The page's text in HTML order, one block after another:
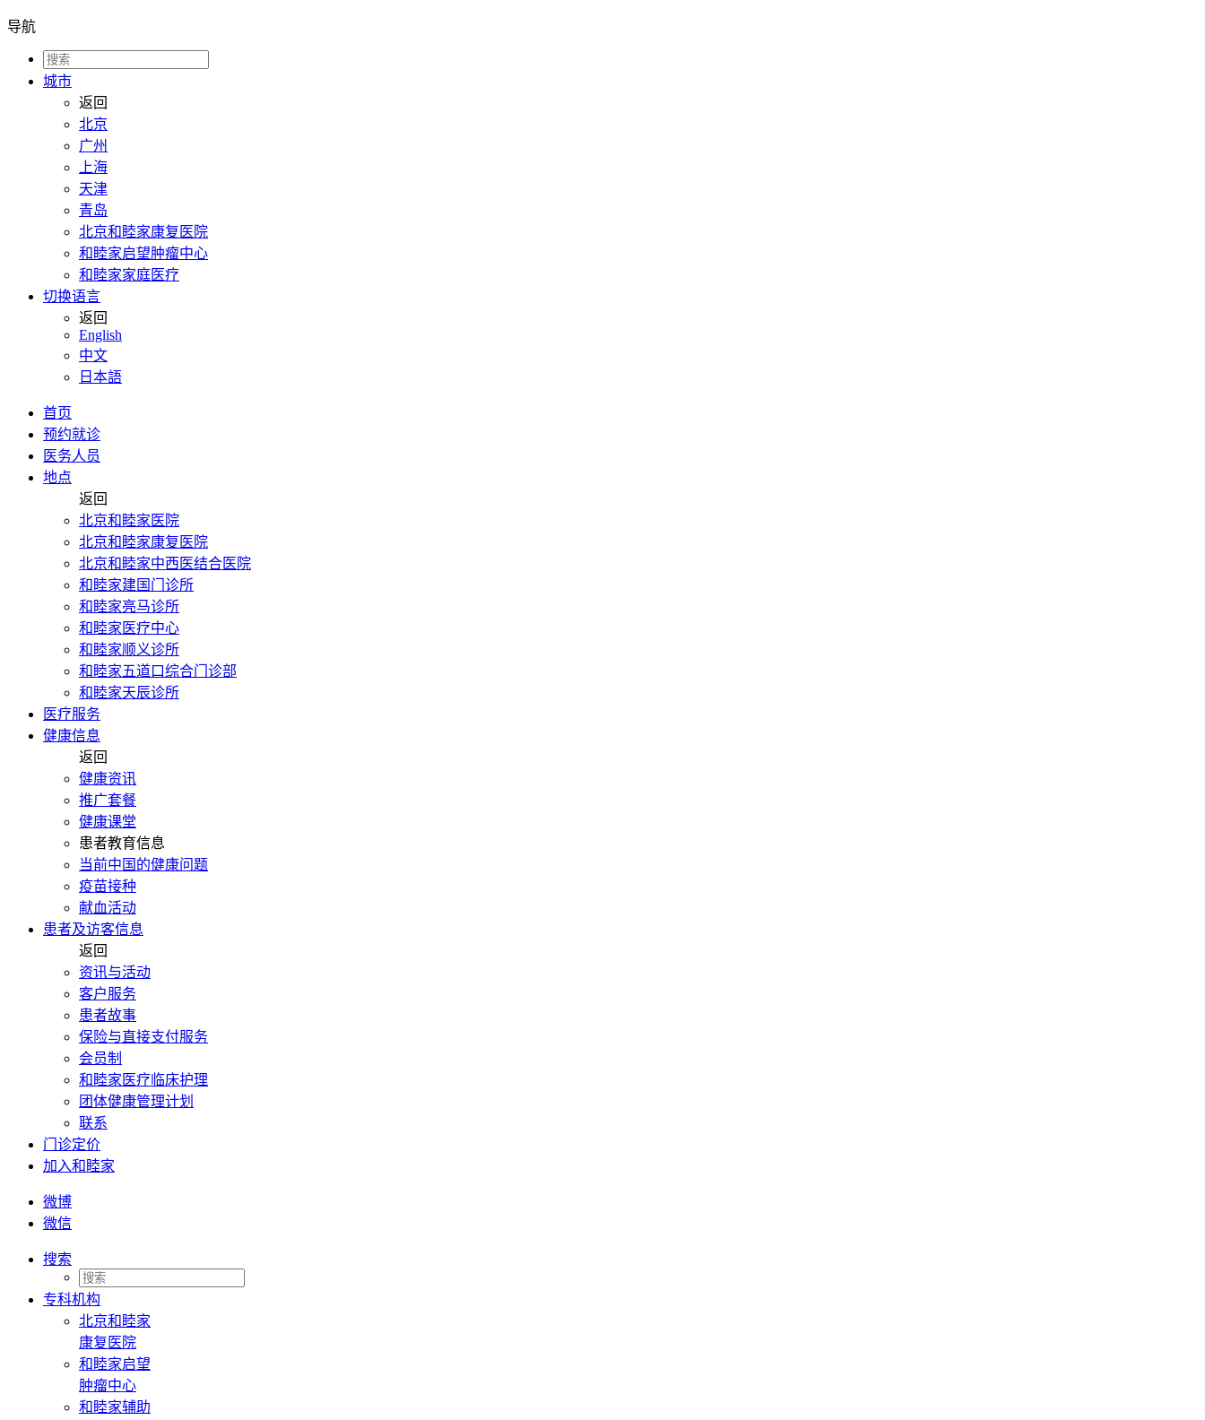
导航
城市
返回
北京
广州
上海
天津
青岛
北京和睦家康复医院
和睦家启望肿瘤中心
和睦家家庭医疗
切换语言
返回
English
中文
日本語
首页
预约就诊
医务人员
地点
返回
北京和睦家医院
北京和睦家康复医院
北京和睦家中西医结合医院
和睦家建国门诊所
和睦家亮马诊所
和睦家医疗中心
和睦家顺义诊所
和睦家五道口综合门诊部
和睦家天辰诊所
医疗服务
健康信息
返回
健康资讯
推广套餐
健康课堂
患者教育信息
当前中国的健康问题
疫苗接种
献血活动
患者及访客信息
返回
资讯与活动
客户服务
患者故事
保险与直接支付服务
会员制
和睦家医疗临床护理
团体健康管理计划
联系
门诊定价
加入和睦家
微博
微信
搜索
专科机构
北京和睦家
康复医院
和睦家启望
肿瘤中心
和睦家辅助